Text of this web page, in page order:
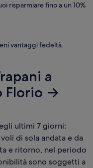
risparmiare fino a un 10%
vantaggi fedeltà.
a
Florio →
ultimi 7 giorni:
di sola andata e da
e ritorno, nel periodo
sono soggetti a